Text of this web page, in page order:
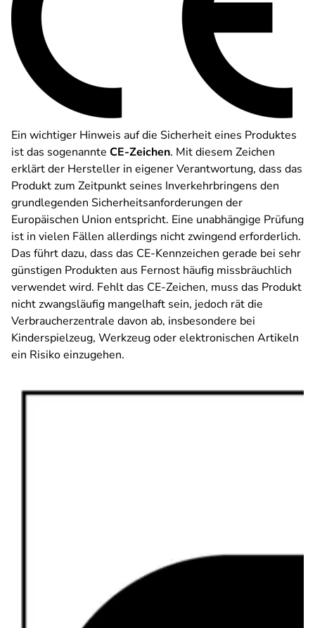
Ein wichtiger Hinweis auf die Sicherheit eines Produktes
ist das sogenannte CE-Zeichen. Mit diesem Zeichen
erklärt der Hersteller in eigener Verantwortung, dass das
Produkt zum Zeitpunkt seines Inverkehrbringens den
grundlegenden Sicherheitsanforderungen der
Europäischen Union entspricht. Eine unabhängige Prüfung
ist in vielen Fällen allerdings nicht zwingend erforderlich.
Das führt dazu, dass das CE-Kennzeichen gerade bei sehr
günstigen Produkten aus Fernost häufig missbräuchlich
verwendet wird. Fehlt das CE-Zeichen, muss das Produkt
nicht zwangsläufig mangelhaft sein, jedoch rät die
Verbraucherzentrale davon ab, insbesondere bei
Kinderspielzeug, Werkzeug oder elektronischen Artikeln
ein Risiko einzugehen.